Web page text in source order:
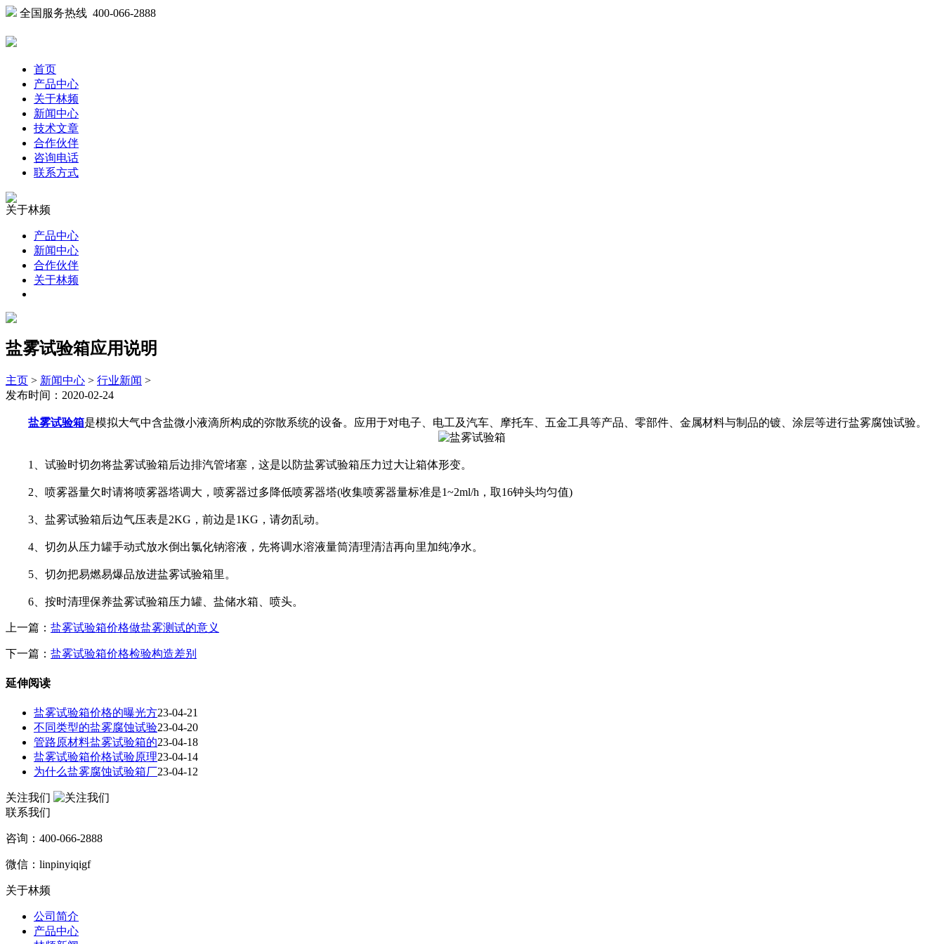
全国服务热线 400-066-2888
首页
产品中心
关于林频
新闻中心
技术文章
合作伙伴
咨询电话
联系方式
关于林频
产品中心
新闻中心
合作伙伴
关于林频
盐雾试验箱应用说明
主页 > 新闻中心 > 行业新闻 >
发布时间：2020-02-24
盐雾试验箱是模拟大气中含盐微小液滴所构成的弥散系统的设备。应用于对电子、电工及汽车、摩托车、五金工具等产品、零部件、金属材料与制品的镀、涂层等进行盐雾腐蚀试验。
1、试验时切勿将盐雾试验箱后边排汽管堵塞，这是以防盐雾试验箱压力过大让箱体形变。
2、喷雾器量欠时请将喷雾器塔调大，喷雾器过多降低喷雾器塔(收集喷雾器量标准是1~2ml/h，取16钟头均匀值)
3、盐雾试验箱后边气压表是2KG，前边是1KG，请勿乱动。
4、切勿从压力罐手动式放水倒出氯化钠溶液，先将调水溶液量筒清理清洁再向里加纯净水。
5、切勿把易燃易爆品放进盐雾试验箱里。
6、按时清理保养盐雾试验箱压力罐、盐储水箱、喷头。
上一篇： 盐雾试验箱价格做盐雾测试的意义
下一篇： 盐雾试验箱价格检验构造差别
延伸阅读
盐雾试验箱价格的曝光方23-04-21
不同类型的盐雾腐蚀试验23-04-20
管路原材料盐雾试验箱的23-04-18
盐雾试验箱价格试验原理23-04-14
为什么盐雾腐蚀试验箱厂23-04-12
关注我们
联系我们
咨询：400-066-2888
微信：linpinyiqigf
关于林频
公司简介
产品中心